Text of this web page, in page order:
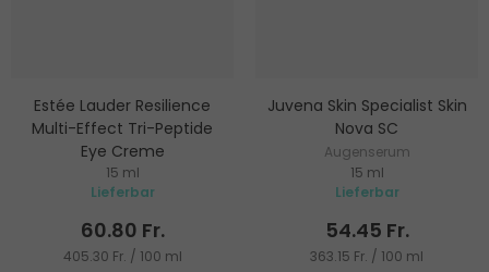
Estée Lauder Resilience
Multi-Effect Tri-Peptide
Eye Creme
Feuchtigkeitsspendende
Augencreme
15 ml
Lieferbar
60.80 Fr.
405.30 Fr. / 100 ml
Juvena Skin Specialist Skin
Nova SC
Augenserum
15 ml
Lieferbar
54.45 Fr.
363.15 Fr. / 100 ml